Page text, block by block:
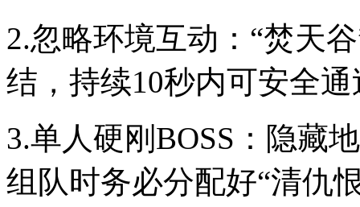
2.忽略环境互动：“焚天
结，持续10秒内可安全通
3.单人硬刚BOSS：隐藏
组队时务必分配好“清仇